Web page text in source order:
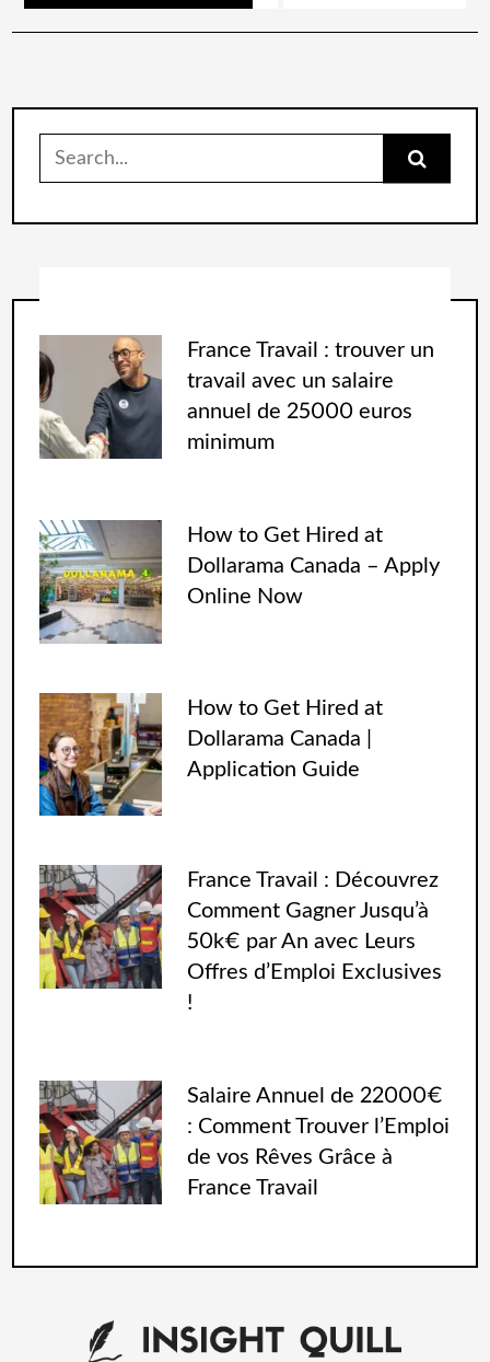
France Travail : trouver un
travail avec un salaire
annuel de 25000 euros
minimum
How to Get Hired at
Dollarama Canada – Apply
Online Now
How to Get Hired at
Dollarama Canada |
Application Guide
France Travail : Découvrez
Comment Gagner Jusqu’à
50k€ par An avec Leurs
Offres d’Emploi Exclusives
!
Salaire Annuel de 22000€
: Comment Trouver l’Emploi
de vos Rêves Grâce à
France Travail